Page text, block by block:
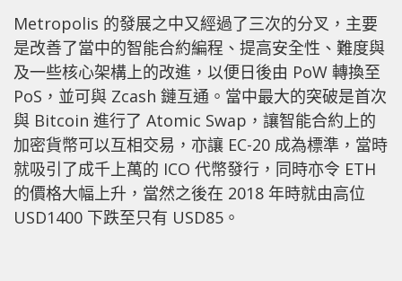
Metropolis 的發展之中又經過了三次的分叉，主要
是改善了當中的智能合約編程、提高安全性、難度與
及一些核心架構上的改進，以便日後由 PoW 轉換至
PoS，並可與 Zcash 鏈互通。當中最大的突破是首次
與 Bitcoin 進行了 Atomic Swap，讓智能合約上的
加密貨幣可以互相交易，亦讓 EC-20 成為標準，當時
就吸引了成千上萬的 ICO 代幣發行，同時亦令 ETH
的價格大幅上升，當然之後在 2018 年時就由高位
USD1400 下跌至只有 USD85。